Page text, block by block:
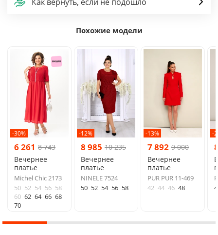
Похожие модели
-30%
6 261 8 743
Вечернее
платье
Michel Chic 2173
50 52 54 56 58
60 62 64 66 68
70
-12%
8 985 10 235
Вечернее
платье
NINELE 7524
50 52 54 56 58
-13%
7 892 9 000
Вечернее
платье
PUR PUR 11-469
42 44 46 48
-